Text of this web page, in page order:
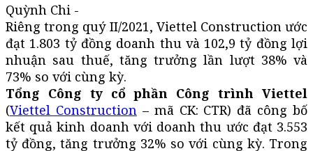
Quỳnh Chi -
Riêng trong quý II/2021, Viettel Construction ước
đạt 1.803 tỷ đồng doanh thu và 102,9 tỷ đồng lợi
nhuận sau thuế, tăng trưởng lần lượt 38% và
73% so với cùng kỳ.
Tổng Công ty cổ phần Công trình Viettel
(Viettel Construction– mã CK: CTR) đã công bố
kết quả kinh doanh với doanh thu ước đạt 3.553
tỷ đồng, tăng trưởng 32% so với cùng kỳ. Trong